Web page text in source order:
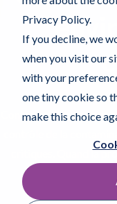
Privacy Policy.
If you decline, we
when you visit our
with your
one tiny cookie so
make this choice
Contec est l’un des
contrôle de la
critiques. Quand la